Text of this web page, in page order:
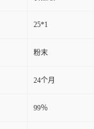
25*1
粉末
24个月
99％